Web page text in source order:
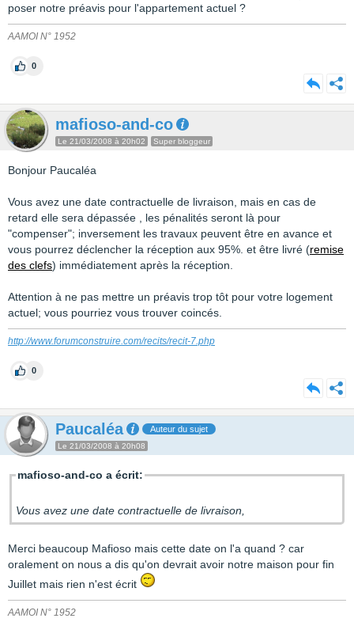
poser notre préavis pour l'appartement actuel ?
AAMOI N° 1952
0
mafioso-and-co
Le 21/03/2008 à 20h02 Super bloggeur
Bonjour Paucaléa
Vous avez une date contractuelle de livraison, mais en cas de
retard elle sera dépassée , les pénalités seront là pour
"compenser"; inversement les travaux peuvent être en avance et
vous pourrez déclencher la réception aux 95%. et être livré (remise
des clefs) immédiatement après la réception.
Attention à ne pas mettre un préavis trop tôt pour votre logement
actuel; vous pourriez vous trouver coincés.
http://www.forumconstruire.com/recits/recit-7.php
0
Paucaléa Auteur du sujet
Le 21/03/2008 à 20h08
mafioso-and-co a écrit:
Vous avez une date contractuelle de livraison,
Merci beaucoup Mafioso mais cette date on l'a quand ? car
oralement on nous a dis qu'on devrait avoir notre maison pour fin
Juillet mais rien n'est écrit
AAMOI N° 1952